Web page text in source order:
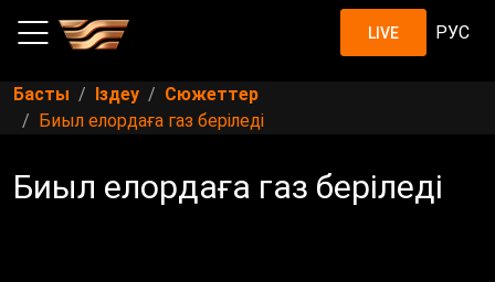
LIVE РУС
Басты Іздеу
Сюжеттер
Биыл елордаға газ беріледі
Биыл елордаға газ беріледі